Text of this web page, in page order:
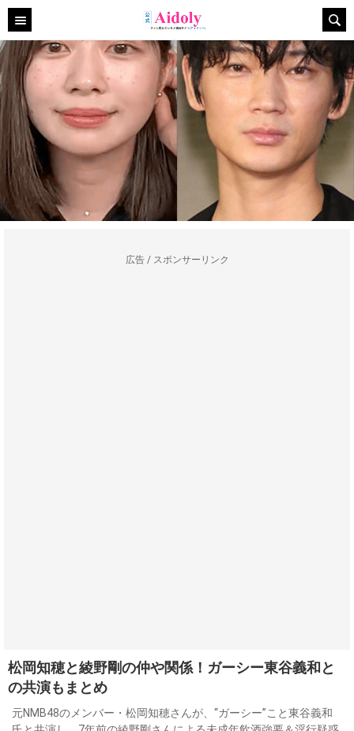
広告 / スポンサーリンク
松岡知穂と綾野剛の仲や関係！ガーシー東谷義和と
の共演もまとめ
元NMB48のメンバー・松岡知穂さんが、“ガーシー”こと東谷義和